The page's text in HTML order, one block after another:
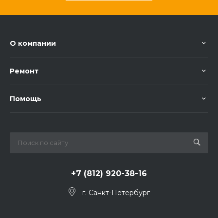
О компании
Ремонт
Помощь
+7 (812) 920-38-16
г. Санкт-Петербург